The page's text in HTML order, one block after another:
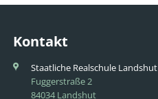
Kontakt
Staatliche Realschule Landshut
Fuggerstraße 2
84034 Landshut